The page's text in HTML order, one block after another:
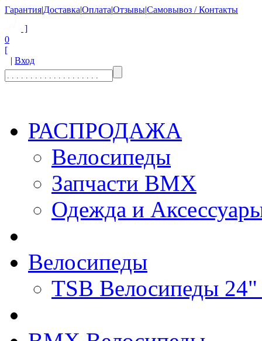
Гарантия|Доставка|Оплата|Отзывы|Самовывоз / Контакты
]
0
[
| Вход
РАСПРОДАЖА
Велосипеды
Запчасти BMX
Одежда и
Велосипеды
TSB Велосипеды